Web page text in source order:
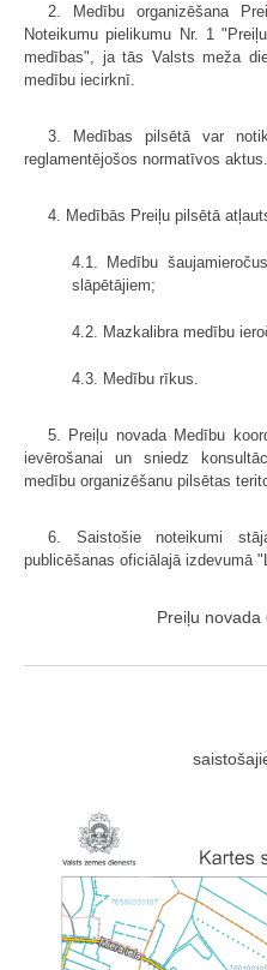
2. Medību organizēšana
Noteikumu pielikumu Nr. 1
medības", ja tās Valsts meža
medību iecirknī.
3. Medības pilsētā var
reglamentējošos normatīvos aktus.
4. Medībās Preiļu pilsētā
4.1. Medību
slāpētājiem;
4.2. Mazkalibra medību
4.3. Medību rīkus.
5. Preiļu novada Medību
ievērošanai un sniedz
medību organizēšanu pilsētas
6. Saistošie noteikumi
publicēšanas oficiālajā izdevumā
Preiļu